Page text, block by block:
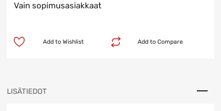
Vain sopimusasiakkaat
Add to Compare
Add to Wishlist
LISÄTIEDOT